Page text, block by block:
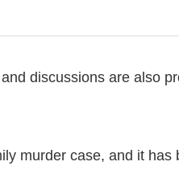
discussions are also
murder case, and it has